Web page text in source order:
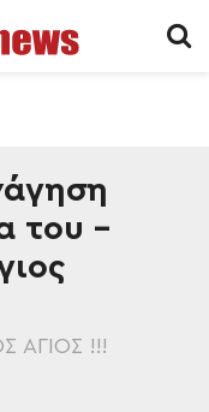
του –
ΑΓΙΟΣ !!!